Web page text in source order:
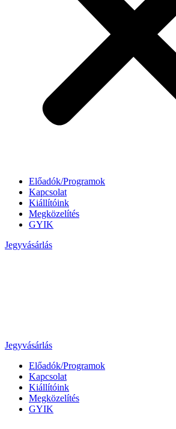
Előadók/Programok
Kapcsolat
Kiállítóink
Megközelítés
GYIK
Jegyvásárlás
Jegyvásárlás
Előadók/Programok
Kapcsolat
Kiállítóink
Megközelítés
GYIK